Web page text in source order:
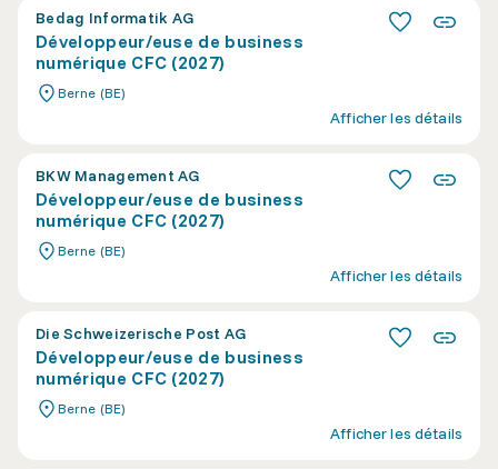
Bedag Informatik AG
Développeur/euse de business
numérique CFC (2027)
Berne (BE)
Afficher les détails
BKW Management AG
Développeur/euse de business
numérique CFC (2027)
Berne (BE)
Afficher les détails
Die Schweizerische Post AG
Développeur/euse de business
numérique CFC (2027)
Berne (BE)
Afficher les détails